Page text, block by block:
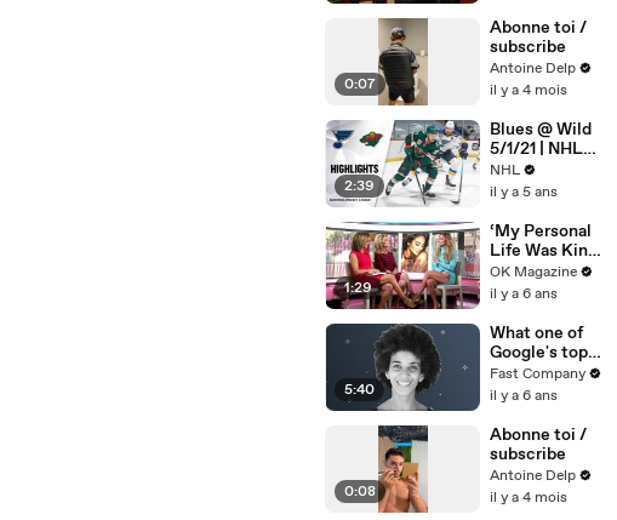
0:07
Abonne toi /
subscribe
Antoine Delp
il y a 4 mois
2:39
Blues @ Wild
5/1/21 | NHL
Highlights
NHL
il y a 5 ans
1:29
‘My Personal
Life Was Kind
Of Crumbling,’
Says Jennifer
REELZ Doc
Detailing Her
Scariest
Moment
OK Magazine
il y a 6 ans
5:40
What one of
Google's top
AI ethics
researchers
before the
company
pushed her
out
Fast Company
il y a 6 ans
0:08
Abonne toi /
subscribe
Antoine Delp
il y a 4 mois